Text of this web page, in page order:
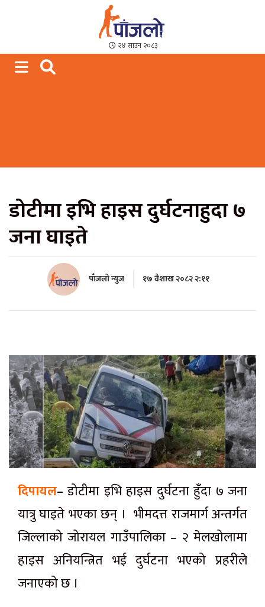
Paajalo News
We are from Far West Nepal
२४ साउन २०८३
डोटीमा इभि हाइस दुर्घटनाहुदा ७
जना घाइते
पाँजलो न्युज १७ वैशाख २०८२ २:११
दिपायल– डोटीमा इभि हाइस दुर्घटना हुँदा ७ जना
यात्रु घाइते भएका छन् । भीमदत्त राजमार्ग अन्तर्गत
जिल्लाको जोरायल गाउँपालिका – २ मेलखोलामा
हाइस अनियन्त्रित भई दुर्घटना भएको प्रहरीले
जनाएको छ ।